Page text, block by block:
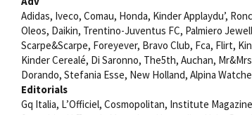
Adidas, Iveco, Comau, Honda, Kinder Applaydu’,
Oleos, Daikin, Trentino-Juventus FC, Palmiero
Scarpe&Scarpe, Foreyever, Bravo Club, Fca, Flirt,
Kinder Cerealé, Di Saronno, The5th, Auchan,
Dorando, Stefania Esse, New Holland, Alpina
Editorials
Gq Italia, L’Officiel, Cosmopolitan, Institute